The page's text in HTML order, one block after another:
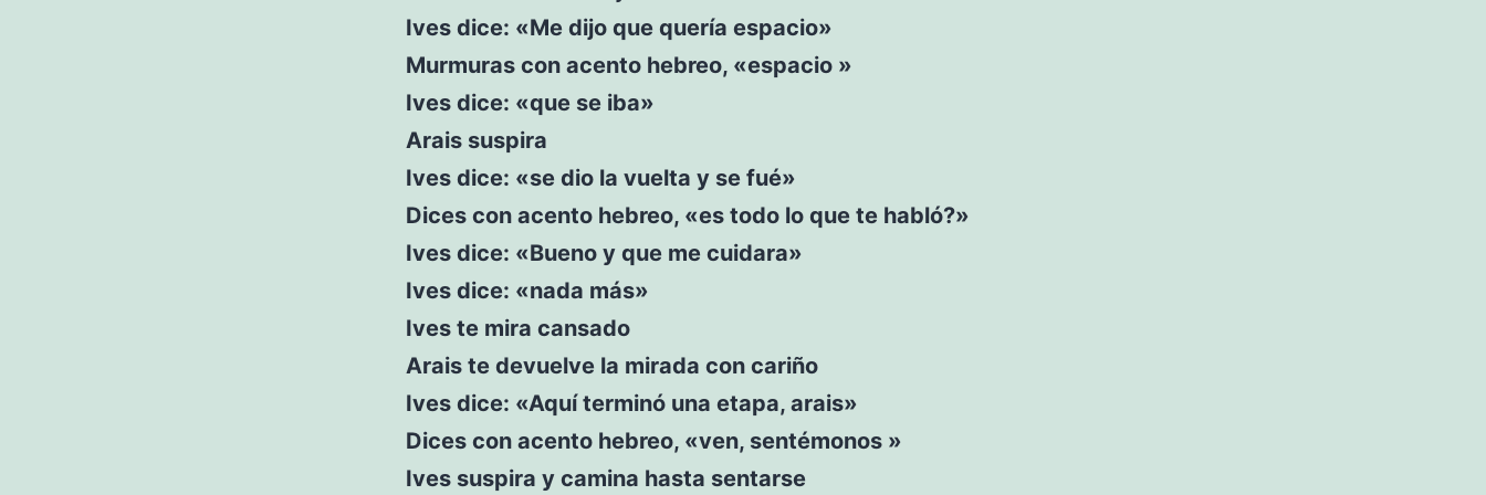
Ives dice: «Me dijo que quería espacio»
Murmuras con acento hebreo, «espacio »
Ives dice: «que se iba»
Arais suspira
Ives dice: «se dio la vuelta y se fué»
Dices con acento hebreo, «es todo lo que te habló?»
Ives dice: «Bueno y que me cuidara»
Ives dice: «nada más»
Ives te mira cansado
Arais te devuelve la mirada con cariño
Ives dice: «Aquí terminó una etapa, arais»
Dices con acento hebreo, «ven, sentémonos »
Ives suspira y camina hasta sentarse